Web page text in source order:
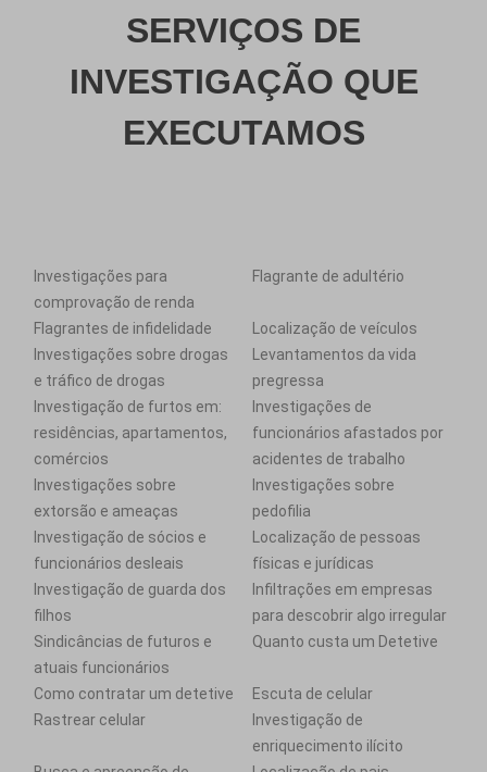
SERVIÇOS DE
INVESTIGAÇÃO QUE
EXECUTAMOS
Investigações para
comprovação de renda
Flagrante de adultério
Flagrantes de infidelidade
Localização de veículos
Investigações sobre drogas
e tráfico de drogas
Levantamentos da vida
pregressa
Investigação de furtos em:
residências, apartamentos,
comércios
Investigações de
funcionários afastados por
acidentes de trabalho
Investigações sobre
extorsão e ameaças
Investigações sobre
pedofilia
Investigação de sócios e
funcionários desleais
Localização de pessoas
físicas e jurídicas
Investigação de guarda dos
filhos
Infiltrações em empresas
para descobrir algo irregular
Sindicâncias de futuros e
atuais funcionários
Quanto custa um Detetive
Como contratar um detetive
Escuta de celular
Rastrear celular
Investigação de
enriquecimento ilícito